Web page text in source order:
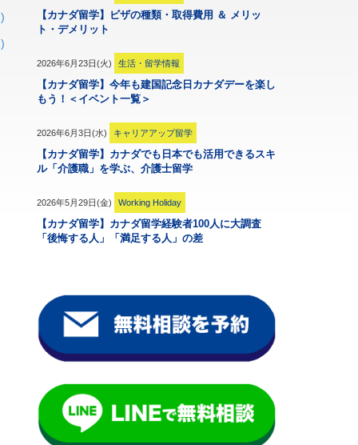
【カナダ留学】ビザの種類・取得費用 ＆ メリッ
ト・デメリット
2026年6月23日(火) 生活・留学情報
【カナダ留学】今年も建国記念日カナダデーを楽し
もう！＜イベント一覧＞
2026年6月3日(水) キャリアアップ留学
【カナダ留学】カナダでも日本でも活用できるスキ
ル「介護職」を学ぶ、介護士留学
2026年5月29日(金) Working Holiday
【カナダ留学】カナダ留学経験者100人に大調査
「後悔する人」「満足する人」の差